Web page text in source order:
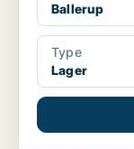
Ballerup
Type
Lager